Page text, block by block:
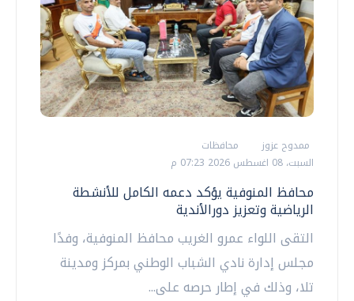
ممدوح عزوز
محافظات
السبت، 08 اغسطس 2026 07:23 م
محافظ المنوفية يؤكد دعمه الكامل للأنشطة
الرياضية وتعزيز دورالأندية
التقى اللواء عمرو الغريب محافظ المنوفية، وفدًا
مجلس إدارة نادي الشباب الوطني بمركز ومدينة
تلا، وذلك في إطار حرصه على...